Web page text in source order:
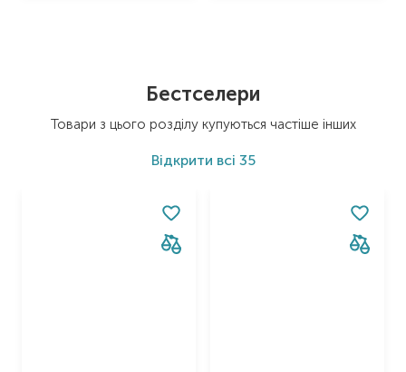
Бестселери
Товари з цього розділу купуються частіше інших
Відкрити всі 35